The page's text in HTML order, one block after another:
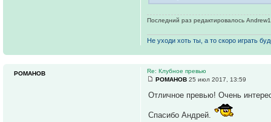
Последний раз редактировалось
Не уходи хоть ты, а то скоро играть
Re: Клубное превью
РОМАНОВ 25 июл 2017, 13:59
Отличное превью! Очень
Спасибо Андрей.
РОМАНОВ